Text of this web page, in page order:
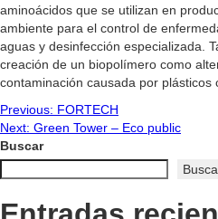
aminoácidos que se utilizan en
ambiente para el control de
aguas y desinfección especializada.
creación de un biopolímero como
contaminación causada por plásticos
Navegación
de
entradas
Previous: FORTECH
Next: Green Tower – Eco public
Buscar